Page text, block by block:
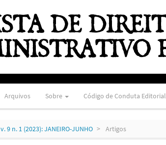
Arquivos Sobre Código de Conduta Editorial
v. 9 n. 1 (2023): JANEIRO-JUNHO Artigos